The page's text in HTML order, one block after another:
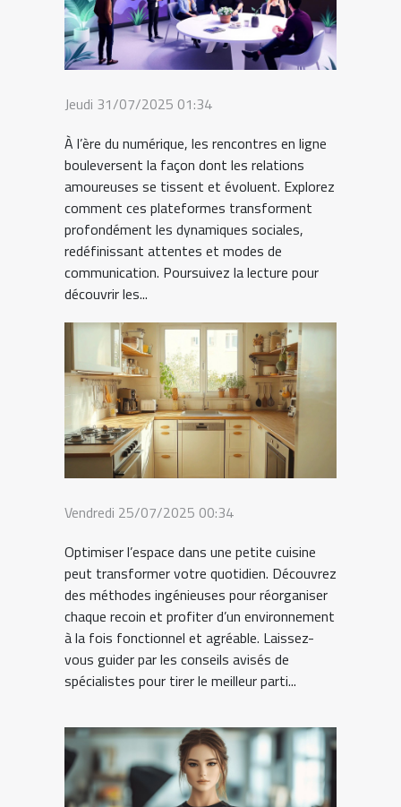
Jeudi 31/07/2025 01:34
À l’ère du numérique, les rencontres en ligne
bouleversent la façon dont les relations
amoureuses se tissent et évoluent. Explorez
comment ces plateformes transforment
profondément les dynamiques sociales,
redéfinissant attentes et modes de
communication. Poursuivez la lecture pour
découvrir les...
Vendredi 25/07/2025 00:34
Optimiser l’espace dans une petite cuisine
peut transformer votre quotidien. Découvrez
des méthodes ingénieuses pour réorganiser
chaque recoin et profiter d’un environnement
à la fois fonctionnel et agréable. Laissez-
vous guider par les conseils avisés de
spécialistes pour tirer le meilleur parti...